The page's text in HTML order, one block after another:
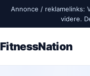
Annonce / reklamelinks:
videre.
FitnessNation